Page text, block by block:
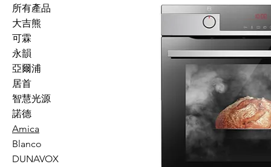
所有產品
大吉熊
可霖
永韻
亞爾浦
居首
智慧光源
諾德
Amica
Blanco
DUNAVOX